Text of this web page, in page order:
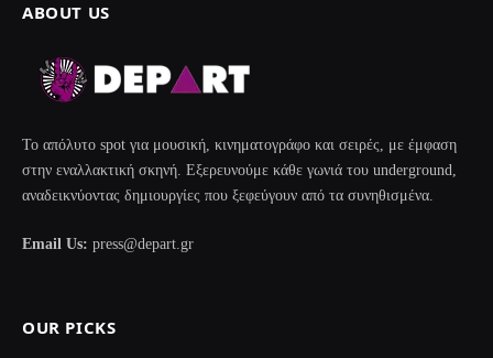
ABOUT US
Το απόλυτο spot για μουσική, κινηματογράφο και σειρές, με έμφαση
στην εναλλακτική σκηνή. Εξερευνούμε κάθε γωνιά του underground,
αναδεικνύοντας δημιουργίες που ξεφεύγουν από τα συνηθισμένα.
Email Us: press@depart.gr
OUR PICKS